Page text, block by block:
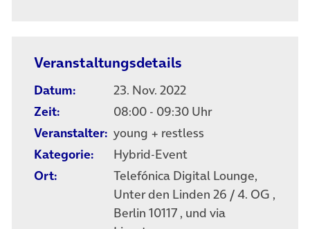
Veranstaltungsdetails
Datum:
23. Nov. 2022
Zeit:
08:00 - 09:30 Uhr
Veranstalter: young + restless
Kategorie:
Hybrid-Event
Ort:
Telefónica Digital Lounge,
Unter den Linden 26 / 4. OG ,
Berlin 10117 , und via